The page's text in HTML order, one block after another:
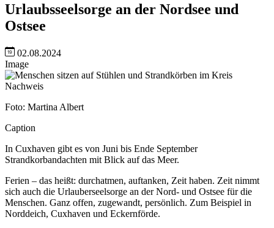
Urlaubsseelsorge an der Nordsee und
Ostsee
02.08.2024
Image
Nachweis
Foto: Martina Albert
Caption
In Cuxhaven gibt es von Juni bis Ende September
Strandkorbandachten mit Blick auf das Meer.
Ferien – das heißt: durchatmen, auftanken, Zeit haben. Zeit nimmt
sich auch die Urlauberseelsorge an der Nord- und Ostsee für die
Menschen. Ganz offen, zugewandt, persönlich. Zum Beispiel in
Norddeich, Cuxhaven und Eckernförde.